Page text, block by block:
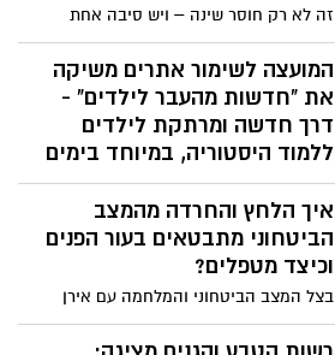
זה לא רק חוסר שינה – ויש סיבה אחת
מרכזית שגורמת לרוב האנשים להרגיש
מותשים בלי להבין למה
המועצה לשימור אתרים משיקה
את "חדשות מהעבר לילדים" -
דרך חדשה ומרתקת לילדים
ללמוד היסטוריה, במיוחד בימים
אלה
המועצה לשימור אתרי מורשת בישראל,
בשיתוף משרד מורשת, משיקה בימים אלה
את "חדשות מהעבר לילדים" - סדרה של
סרטוני אנימציה, העוסקים באירועים ובאתרים
איך הלחץ והחרדה מהמצב
הביטחוני מתבטאים בעור הפנים
וכיצד מטפלים?
בצל המצב הביטחוני והמלחמה עם אירן
והחיזבאללה, והמתח הנפשי המתמשך
מאזעקה לאזעקה, יותר ויותר ישראלים